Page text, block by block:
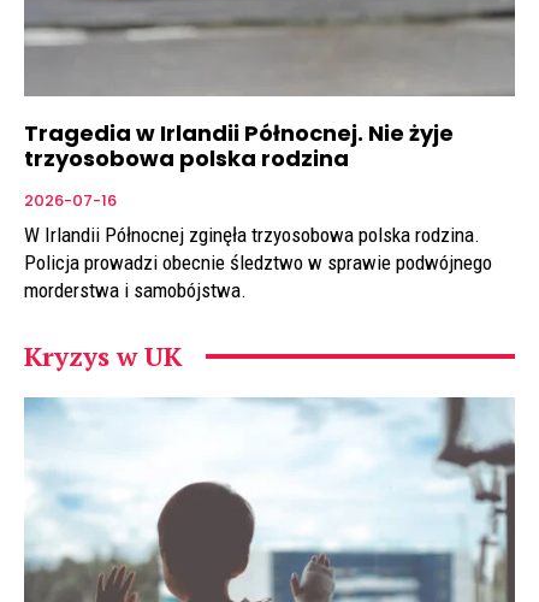
Tragedia w Irlandii Północnej. Nie żyje
trzyosobowa polska rodzina
2026-07-16
W Irlandii Północnej zginęła trzyosobowa polska rodzina.
Policja prowadzi obecnie śledztwo w sprawie podwójnego
morderstwa i samobójstwa.
Kryzys w UK